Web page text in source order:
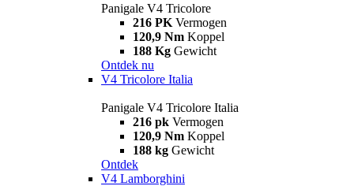
Panigale V4 Tricolore
216 PK Vermogen
120,9 Nm Koppel
188 Kg Gewicht
Ontdek nu
V4 Tricolore Italia
Panigale V4 Tricolore Italia
216 pk Vermogen
120,9 Nm Koppel
188 kg Gewicht
Ontdek
V4 Lamborghini